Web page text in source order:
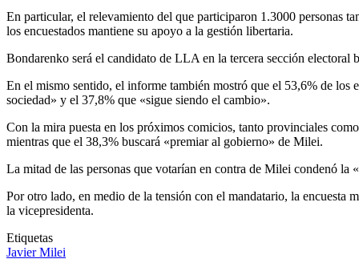
En particular, el relevamiento del que participaron 1.3000 personas
los encuestados mantiene su apoyo a la gestión libertaria.
Bondarenko será el candidato de LLA en la tercera sección electoral
En el mismo sentido, el informe también mostró que el 53,6% de los
sociedad» y el 37,8% que «sigue siendo el cambio».
Con la mira puesta en los próximos comicios, tanto provinciales
mientras que el 38,3% buscará «premiar al gobierno» de Milei.
La mitad de las personas que votarían en contra de Milei condenó
Por otro lado, en medio de la tensión con el mandatario, la encuesta
la vicepresidenta.
Etiquetas
Javier Milei